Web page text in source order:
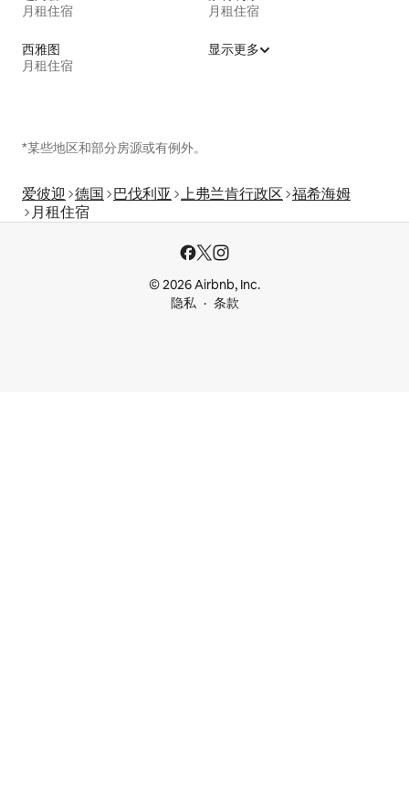
月租住宿
月租住宿
西雅图
月租住宿
显示更多
*某些地区和部分房源或有例外。
爱彼迎 德国 巴伐利亚 上弗兰肯行政区 福希海姆
月租住宿
© 2026 Airbnb, Inc.
隐私
条款